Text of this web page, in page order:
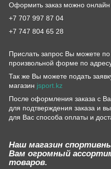
Оформить заказ можно
+7 707 997 87 04
+7 747 804 65 28
Прислать запрос Вы можете по
произвольной форме по
Так же Вы можете подать
магазин jsport.kz
После оформления заказа с
для подтверждения заказа и
для Вас способа оплаты и
Наш магазин
Вам огромный
товаров.